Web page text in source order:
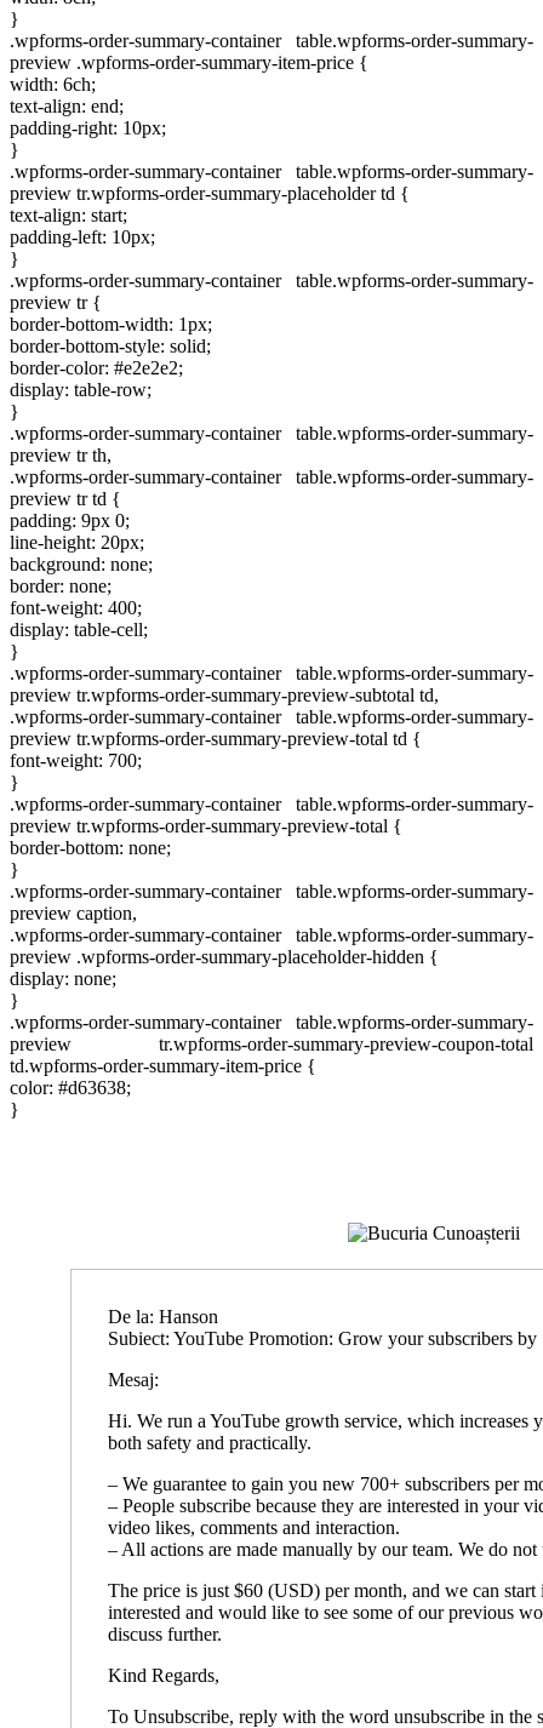
}
.wpforms-order-summary-container table.wpforms-order-summary-
preview .wpforms-order-summary-item-price {
width: 6ch;
text-align: end;
padding-right: 10px;
}
.wpforms-order-summary-container table.wpforms-order-summary-
preview tr.wpforms-order-summary-placeholder td {
text-align: start;
padding-left: 10px;
}
.wpforms-order-summary-container table.wpforms-order-summary-
preview tr {
border-bottom-width: 1px;
border-bottom-style: solid;
border-color: #e2e2e2;
display: table-row;
}
.wpforms-order-summary-container table.wpforms-order-summary-
preview tr th,
.wpforms-order-summary-container table.wpforms-order-summary-
preview tr td {
padding: 9px 0;
line-height: 20px;
background: none;
border: none;
font-weight: 400;
display: table-cell;
}
.wpforms-order-summary-container table.wpforms-order-summary-
preview tr.wpforms-order-summary-preview-subtotal td,
.wpforms-order-summary-container table.wpforms-order-summary-
preview tr.wpforms-order-summary-preview-total td {
font-weight: 700;
}
.wpforms-order-summary-container table.wpforms-order-summary-
preview tr.wpforms-order-summary-preview-total {
border-bottom: none;
}
.wpforms-order-summary-container table.wpforms-order-summary-
preview caption,
.wpforms-order-summary-container table.wpforms-order-summary-
preview .wpforms-order-summary-placeholder-hidden {
display: none;
}
.wpforms-order-summary-container table.wpforms-order-summary-
preview tr.wpforms-order-summary-preview-coupon-total
td.wpforms-order-summary-item-price {
color: #d63638;
}
De la: Hanson
Subiect: YouTube Promotion: Grow your subscribers by
Mesaj:
Hi. We run a YouTube growth service, which increases
both safety and practically.
– We guarantee to gain you new 700+ subscribers per
– People subscribe because they are interested in your
video likes, comments and interaction.
– All actions are made manually by our team. We do not
The price is just $60 (USD) per month, and we can
interested and would like to see some of our previous
discuss further.
Kind Regards,
To Unsubscribe, reply with the word unsubscribe in the